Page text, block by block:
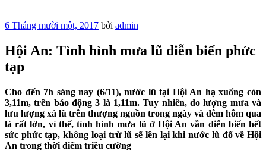
Đăng
6 Tháng mười một, 2017 bởi admin
Hội An: Tình hình mưa lũ diễn biến phức
tạp
Cho đến 7h sáng nay (6/11), nước lũ tại Hội An hạ xuống còn
3,11m, trên báo động 3 là 1,11m. Tuy nhiên, do lượng mưa và
lưu lượng xả lũ trên thượng nguồn trong ngày và đêm hôm qua
là rất lớn, vì thế, tình hình mưa lũ ở Hội An vẫn diễn biến hết
sức phức tạp, không loại trừ lũ sẽ lên lại khi nước lũ đổ về Hội
An trong thời điểm triều cường